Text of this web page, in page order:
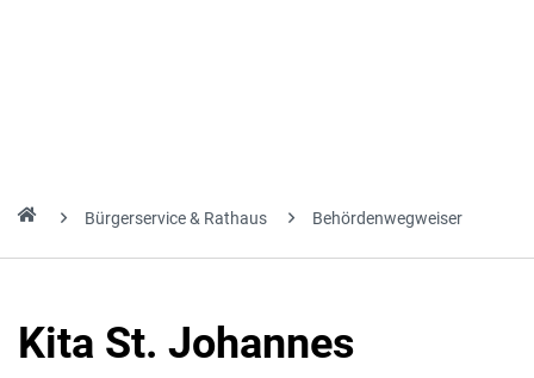
Bürgerservice & Rathaus Behördenwegweiser
Kita St. Johannes